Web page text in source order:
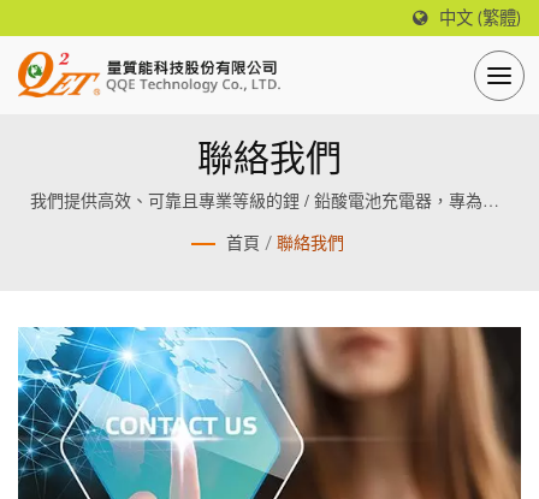
中文 (繁體)
聯絡我們
我們提供高效、可靠且專業等級的鋰 / 鉛酸電池充電器，專為鋰 /
鉛酸電池設計製造。
首頁 / 聯絡我們